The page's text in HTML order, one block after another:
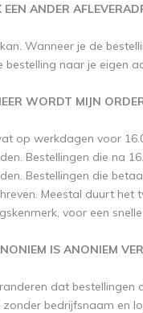
EEN ANDER
Wanneer je de
bestelling naar je eigen
WORDT MIJN
op werkdagen voor
Bestellingen die na
Bestellingen die
Meestal duurt het
voor een
IS ANONIEM
dat bestellingen
bedrijfsnaam en